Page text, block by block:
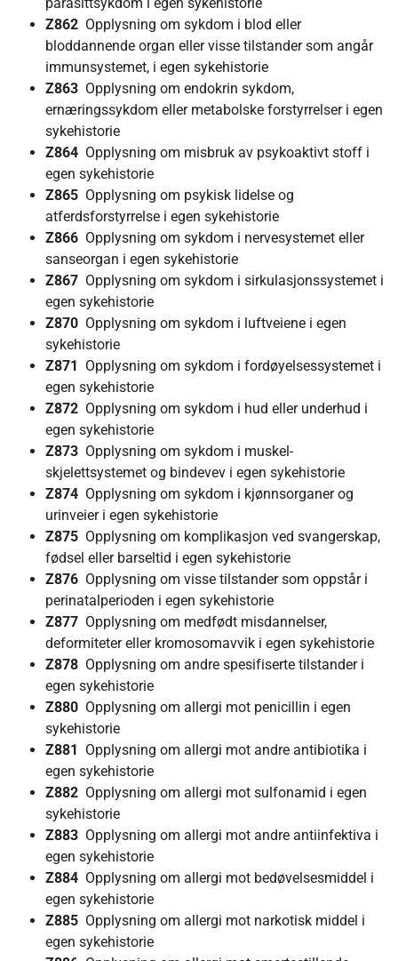
Z862 Opplysning om sykdom i blod eller
bloddannende organ eller visse tilstander som angår
immunsystemet, i egen sykehistorie
Z863 Opplysning om endokrin sykdom,
ernæringssykdom eller metabolske forstyrrelser i egen
sykehistorie
Z864 Opplysning om misbruk av psykoaktivt stoff i
egen sykehistorie
Z865 Opplysning om psykisk lidelse og
atferdsforstyrrelse i egen sykehistorie
Z866 Opplysning om sykdom i nervesystemet eller
sanseorgan i egen sykehistorie
Z867 Opplysning om sykdom i sirkulasjonssystemet i
egen sykehistorie
Z870 Opplysning om sykdom i luftveiene i egen
sykehistorie
Z871 Opplysning om sykdom i fordøyelsessystemet i
egen sykehistorie
Z872 Opplysning om sykdom i hud eller underhud i
egen sykehistorie
Z873 Opplysning om sykdom i muskel-
skjelettsystemet og bindevev i egen sykehistorie
Z874 Opplysning om sykdom i kjønnsorganer og
urinveier i egen sykehistorie
Z875 Opplysning om komplikasjon ved svangerskap,
fødsel eller barseltid i egen sykehistorie
Z876 Opplysning om visse tilstander som oppstår i
perinatalperioden i egen sykehistorie
Z877 Opplysning om medfødt misdannelser,
deformiteter eller kromosomavvik i egen sykehistorie
Z878 Opplysning om andre spesifiserte tilstander i
egen sykehistorie
Z880 Opplysning om allergi mot penicillin i egen
sykehistorie
Z881 Opplysning om allergi mot andre antibiotika i
egen sykehistorie
Z882 Opplysning om allergi mot sulfonamid i egen
sykehistorie
Z883 Opplysning om allergi mot andre antiinfektiva i
egen sykehistorie
Z884 Opplysning om allergi mot bedøvelsesmiddel i
egen sykehistorie
Z885 Opplysning om allergi mot narkotisk middel i
egen sykehistorie